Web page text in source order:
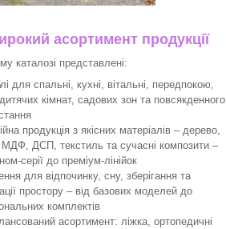
асортимент продукції
каталозі представлені:
для спальні, кухні, вітальні, передпокою,
кімнат, садових зон та повсякденного
продукція з якісних матеріалів – дерево,
ДСП, текстиль та сучасні композити –
серії до преміум-лінійок
для відпочинку, сну, зберігання та
простору – від базових моделей до
комплектів
асортимент: ліжка, ортопедичні